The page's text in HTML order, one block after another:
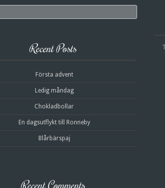
Recent Posts
Första advent
Ledig måndag
Chokladbollar
En dagsutflykt till Ronneby
Blårbärspaj
Recent Comments